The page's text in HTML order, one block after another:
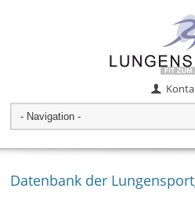
Datenbank der